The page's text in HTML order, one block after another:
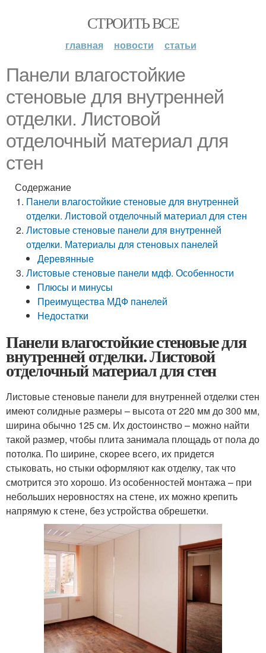
СТРОИТЬ ВСЕ
главная новости статьи
Панели влагостойкие
стеновые для внутренней
отделки. Листовой
отделочный материал для
стен
Содержание
Панели влагостойкие стеновые для внутренней
отделки. Листовой отделочный материал для стен
Листовые стеновые панели для внутренней
отделки. Материалы для стеновых панелей
Деревянные
Листовые стеновые панели мдф. Особенности
Плюсы и минусы
Преимущества МДФ панелей
Недостатки
Панели влагостойкие стеновые для
внутренней отделки. Листовой
отделочный материал для стен
Листовые стеновые панели для внутренней отделки стен
имеют солидные размеры – высота от 220 мм до 300 мм,
ширина обычно 125 см. Их достоинство – можно найти
такой размер, чтобы плита занимала площадь от пола до
потолка. По ширине, скорее всего, их придется
стыковать, но стыки оформляют как отделку, так что
смотрится это хорошо. Из особенностей монтажа – при
небольших неровностях на стене, их можно крепить
напрямую к стене, без устройства обрешетки.